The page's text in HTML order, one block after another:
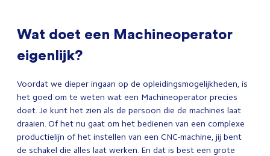
Wat doet een Machineoperator
eigenlijk?
Voordat we dieper ingaan op de opleidingsmogelijkheden, is
het goed om te weten wat een Machineoperator precies
doet. Je kunt het zien als de persoon die de machines laat
draaien. Of het nu gaat om het bedienen van een complexe
productielijn of het instellen van een CNC-machine, jij bent
de schakel die alles laat werken. En dat is best een grote